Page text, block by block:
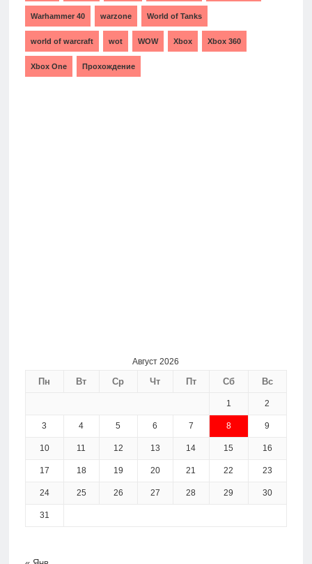
Warhammer 40 warzone World of Tanks
world of warcraft wot WOW Xbox Xbox 360
Xbox One Прохождение
Август 2026
Пн Вт Ср Чт Пт Сб Вс
1 2
3 4 5 6 7 8 9
10 11 12 13 14 15 16
17 18 19 20 21 22 23
24 25 26 27 28 29 30
31